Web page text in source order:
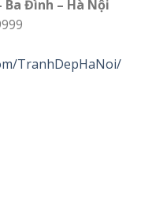
Ba Đình – Hà Nội
TranhDepHaNoi/